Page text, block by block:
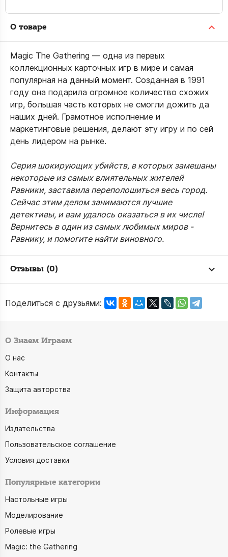
О товаре
Magic The Gathering — одна из первых
коллекционных карточных игр в мире и самая
популярная на данный момент. Созданная в 1991
году она подарила огромное количество схожих
игр, большая часть которых не смогли дожить да
наших дней. Грамотное исполнение и
маркетинговые решения, делают эту игру и по сей
день лидером на рынке.
Серия шокирующих убийств, в которых замешаны
некоторые из самых влиятельных жителей
Равники, заставила переполошиться весь город.
Сейчас этим делом занимаются лучшие
детективы, и вам удалось оказаться в их числе!
Вернитесь в один из самых любимых миров -
Равнику, и помогите найти виновного.
Отзывы (0)
Поделиться с друзьями:
О Знаем Играем
О нас
Контакты
Защита авторства
Информация
Издательства
Пользовательское соглашение
Условия доставки
Популярные категории
Настольные игры
Моделирование
Ролевые игры
Magic: the Gathering